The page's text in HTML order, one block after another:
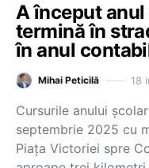
A început
termină în
în anul
Mihai Peticilă 18
Cursurile anului
septembrie 2025 cu
Piața Victoriei spre